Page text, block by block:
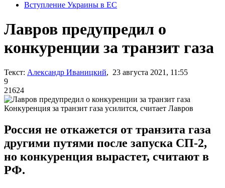
Вступление Украины в ЕС
Лавров предупредил о
конкуренции за транзит газа
Текст: Александр Иваницкий, 23 августа 2021, 11:55
9
21624
Конкуренция за транзит газа усилится, считает Лавров
Россия не откажется от транзита газа
другими путями после запуска СП-2,
но конкуренция вырастет, считают в
РФ.